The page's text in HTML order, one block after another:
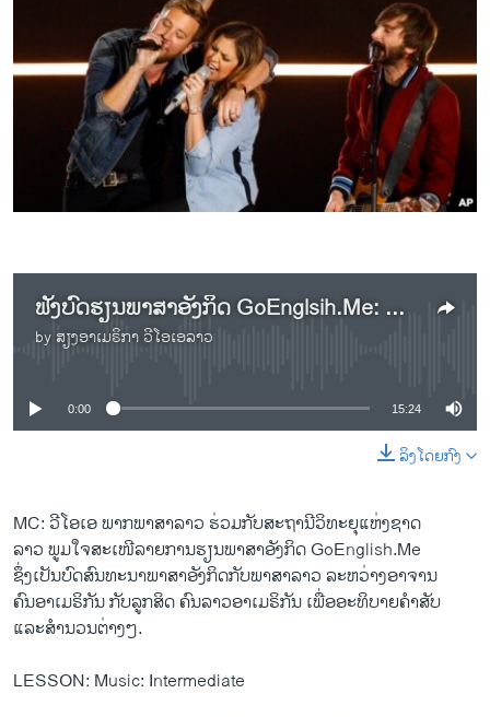
ອິດສະຫຼະພາບດ້ານການຂ່າວ
ຊີວິດຊາວລາວ
ຊຸມຊົນຊາວລາວ
ວິທະຍາສາດ-ເທັກໂນໂລຈີ
ທຸລະກິດ
ພາສາອັງກິດ
ສຽງ
ລາຍການກະຈາຍສຽງ
ຕິດຕາມພວກເຮົາ ທີ່
ຟັງບົດຮຽນພາສາອັງກິດ GoEnglsih.Me: Music, Part 2
by ສຽງອາເມຣິກາ ວີໂອເອລາວ
No media source currently available
0:00 15:24
ລິງໂດຍກົງ
MC: ວີໂອເອ ພາກພາສາລາວ ຮ່ວມກັບສະຖານີວິທະຍຸແຫ່ງຊາດ
ລາວ ພູມໃຈສະເໜີລາຍການ​ຮຽນພາສາອັງກິດ GoEnglish.Me
ຊຶ່ງ​ເປັນບົດ​ສົນທະນາ​ພາສາ​ອັງກິດ​ກັບ​ພາສາລາວ ລະຫວ່າງອາຈານ​
ຄົນ​ອາ​ເມຣິກັນ ກັບ​ລູກສິດ ຄົນລາວ​ອາ​ເມຣິກັນ ເພື່ອອະທິບາຍຄໍາສັບ ​
ແລະສໍານວນ​ຕ່າງໆ.
LESSON: Music: Intermediate